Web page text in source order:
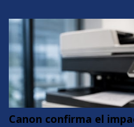
Canon confirma el